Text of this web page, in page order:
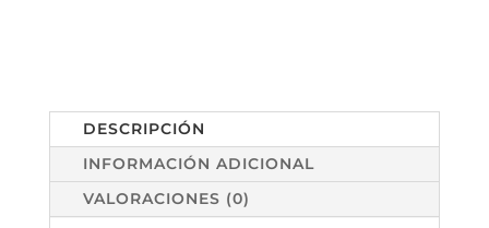
DESCRIPCIÓN
INFORMACIÓN ADICIONAL
VALORACIONES (0)